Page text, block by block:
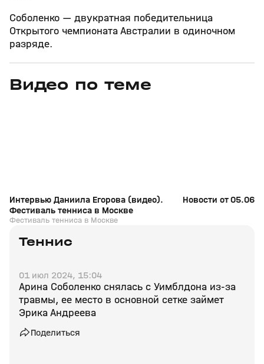
Соболенко — двукратная победительница
Открытого чемпионата Австралии в одиночном
разряде.
Видео по теме
11 июл, 16:17
Интервью Даниила Егорова (видео).
Фестиваль тенниса в Москве
Фестиваль тенниса в Москве
Новости от
Теннис
01 июл 2024, 15:04
Арина Соболенко снялась с Уимблдона из‑за
травмы, ее место в основной сетке займет
Эрика Андреева
Поделиться